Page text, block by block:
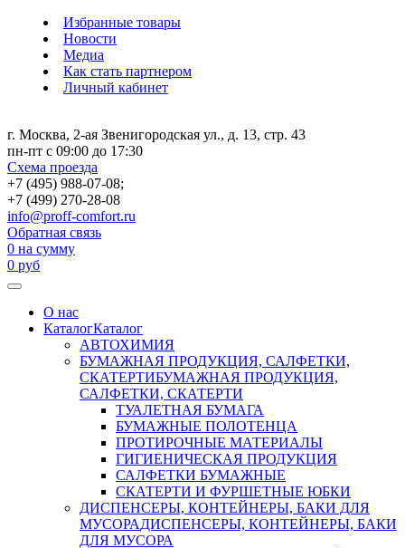
Избранные товары
Новости
Медиа
Как стать партнером
Личный кабинет
г. Москва, 2-ая Звенигородская ул., д. 13, стр. 43
пн-пт с 09:00 до 17:30
Схема проезда
+7 (495) 988-07-08;
+7 (499) 270-28-08
info@proff-comfort.ru
Обратная связь
0 на сумму
0 руб
О нас
КаталогКаталог
АВТОХИМИЯ
БУМАЖНАЯ ПРОДУКЦИЯ, САЛФЕТКИ,
СКАТЕРТИБУМАЖНАЯ ПРОДУКЦИЯ,
САЛФЕТКИ, СКАТЕРТИ
ТУАЛЕТНАЯ БУМАГА
БУМАЖНЫЕ ПОЛОТЕНЦА
ПРОТИРОЧНЫЕ МАТЕРИАЛЫ
ГИГИЕНИЧЕСКАЯ ПРОДУКЦИЯ
САЛФЕТКИ БУМАЖНЫЕ
СКАТЕРТИ И ФУРШЕТНЫЕ ЮБКИ
ДИСПЕНСЕРЫ, КОНТЕЙНЕРЫ, БАКИ ДЛЯ
МУСОРАДИСПЕНСЕРЫ, КОНТЕЙНЕРЫ, БАКИ
ДЛЯ МУСОРА